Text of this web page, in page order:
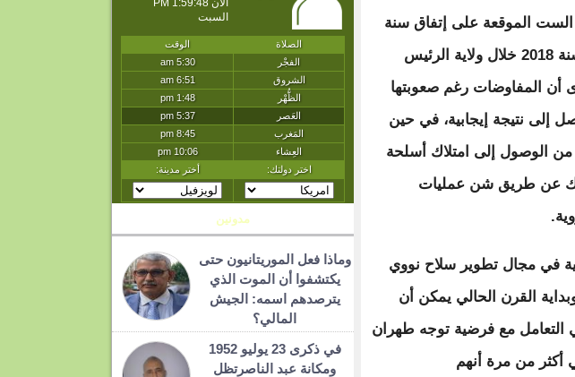
الست الموقعة على إتفاق سنة
2015 الذي انسحبت منه الولايات المتحدة سنة 2018 خلال ولاية الرئيس
أن المفاوضات رغم صعوبتها
إلى نتيجة إيجابية، في حين
الوصول إلى امتلاك أسلحة
ذلك عن طريق شن عمليات
في مجال تطوير سلاح نووي
القرن الحالي يمكن أن
مع فرضية توجه طهران
أكثر من مرة أنهم
مدونين
وماذا فعل الموريتانيون حتى
يكتشفوا أن الموت الذي
يترصدهم اسمه: الجيش
المالي؟
في ذكرى 23 يوليو 1952
ومكانة عبد الناصرتظل